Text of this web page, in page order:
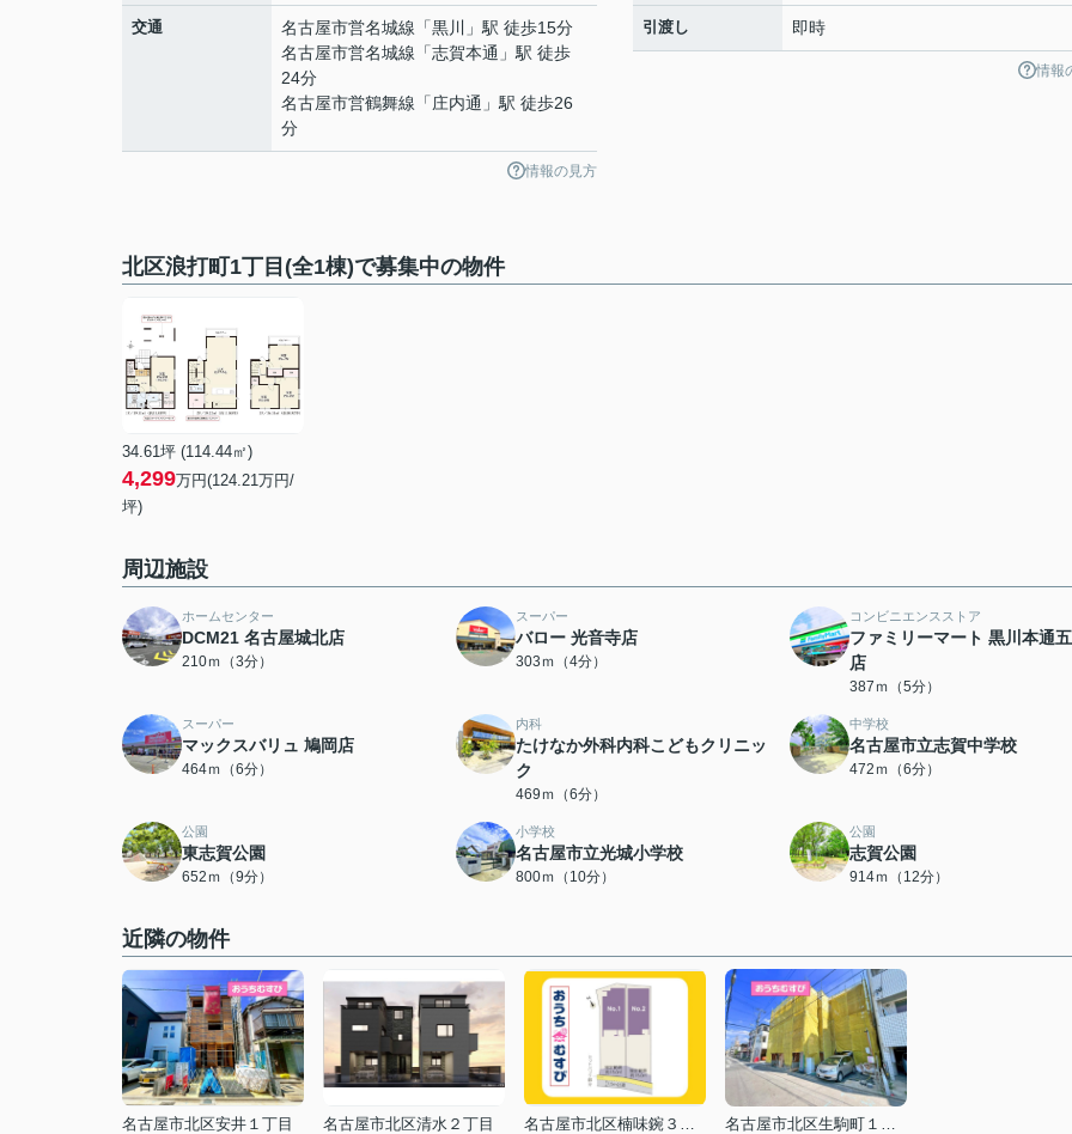
交通 名古屋市営名城線 「黒川
」駅 徒歩15分
名古屋市営名城線 「志賀本通 」駅 徒歩
24分
名古屋市営鶴舞線 「庄内通 」駅 徒歩26
分
情報の見方
引渡し 即時
情報
北区浪打町1丁目(全1棟)で募集中の物件
34.61坪 (114.44㎡)
4,299万円(124.21万円/
坪)
周辺施設
ホームセンター
DCM21 名古屋城北店
210ｍ（3分）
スーパー
バロー 光音寺店
303ｍ（4分）
コンビニエンスストア
ファミリーマート 黒川本通
店
387ｍ（5分）
スーパー
マックスバリュ 鳩岡店
464ｍ（6分）
内科
たけなか外科内科こどもクリニッ
ク
469ｍ（6分）
中学校
名古屋市立志賀中学校
472ｍ（6分）
公園
東志賀公園
652ｍ（9分）
小学校
名古屋市立光城小学校
800ｍ（10分）
公園
志賀公園
914ｍ（12分）
近隣の物件
名古屋市北区安井１丁目
名古屋市北区清水２丁目
名古屋市北区楠味鋺３丁目
名古屋市北区生駒町１丁目